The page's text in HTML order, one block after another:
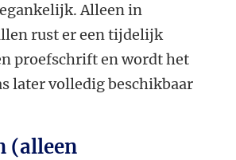
Alleen in
rust er een tijdelijk
proefschrift en wordt het
later volledig beschikbaar
(alleen